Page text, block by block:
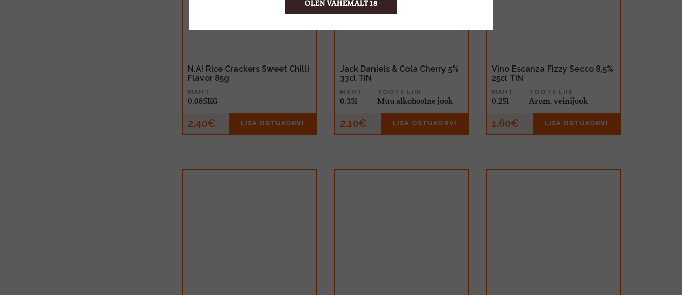
OLEN VÄHEMALT 18
N.A! Rice Crackers Sweet Chilli
Flavor 85g
MAHT
0.085KG
2.40€ LISA OSTUKORVI
Jack Daniels & Cola Cherry 5%
33cl TIN
MAHT
0.33l
TOOTE LIIK
Muu alkohoolne jook
2.10€ LISA OSTUKORVI
Vino Escanza Fizzy Secco 8,5%
25cl TIN
MAHT
0.25l
TOOTE LIIK
Arom. veinijook
1.60€ LISA OSTUKORVI